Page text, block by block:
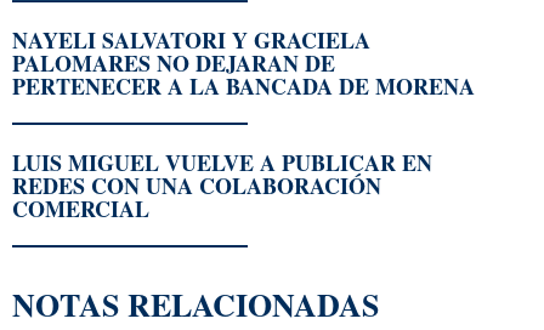
NAYELI SALVATORI Y GRACIELA
PALOMARES NO DEJARAN DE
PERTENECER A LA BANCADA DE MORENA
LUIS MIGUEL VUELVE A PUBLICAR EN
REDES CON UNA COLABORACIÓN
COMERCIAL
NOTAS RELACIONADAS